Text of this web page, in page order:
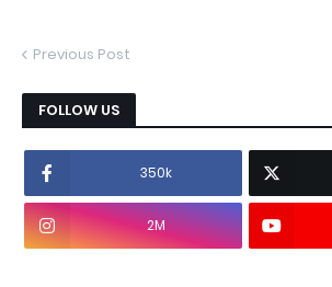
Previous Post
FOLLOW US
350k
2M